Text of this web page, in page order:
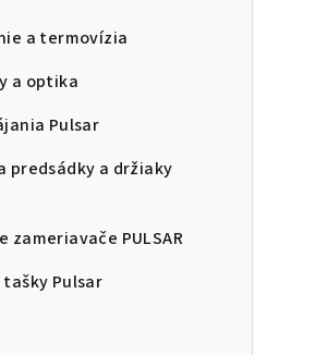
a termovízia
a optika
Pulsar
predsádky a držiaky
zameriavače PULSAR
tašky Pulsar